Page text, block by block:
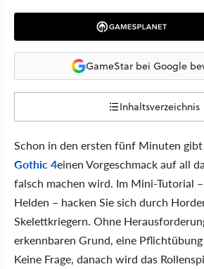
GameStar bei Google
Inhaltsverzeichnis
Schon in den ersten fünf Minuten
Gothic 4einen Vorgeschmack auf all
falsch machen wird. Im Mini-Tutorial
Helden – hacken Sie sich durch
Skelettkriegern. Ohne
erkennbaren Grund, eine
Keine Frage, danach wird das